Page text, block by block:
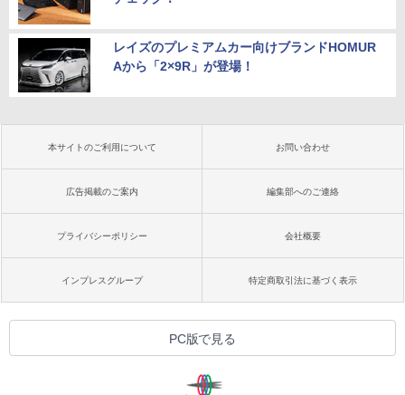
レイズのプレミアムカー向けブランドHOMUR
Aから「2×9R」が登場！
本サイトのご利用について お問い合わせ
広告掲載のご案内 編集部へのご連絡
プライバシーポリシー 会社概要
インプレスグループ 特定商取引法に基づく表示
PC版で見る